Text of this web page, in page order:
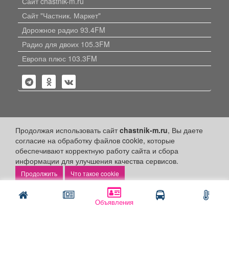
Объявления
Продолжая использовать сайтchastnik-m.ru, Вы даете
согласие на обработку файлов cookie, которые
обеспечивают корректную работу сайта и сбора
информации для улучшения качества сервисов.
Что такое cookie
Сайт "Частник. Маркет"
Дорожное радио 93.4FM
Радио для двоих 105.3FM
Европа плюс 103.3FM
Политика конфиденциальности
Публикации с пометкой «Реклама», «На правах рекламы»,
«Партнёрский проект» оплачены рекламодателем.
Редакция сайта не несет ответственности за достоверность
объявлениях.
+16 © 2006-2026 ООО "Частник-М"